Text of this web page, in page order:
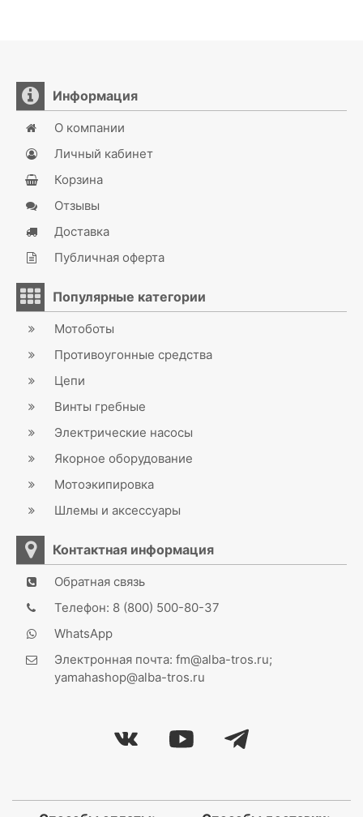
Информация
О компании
Личный кабинет
Корзина
Отзывы
Доставка
Публичная оферта
Популярные категории
Мотоботы
Противоугонные средства
Цепи
Винты гребные
Электрические насосы
Якорное оборудование
Мотоэкипировка
Шлемы и аксессуары
Контактная информация
Обратная связь
Телефон: 8 (800) 500-80-37
WhatsApp
Электронная почта: fm@alba-tros.ru;
yamahashop@alba-tros.ru